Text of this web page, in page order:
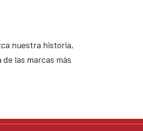
nuestra historia,
las marcas más